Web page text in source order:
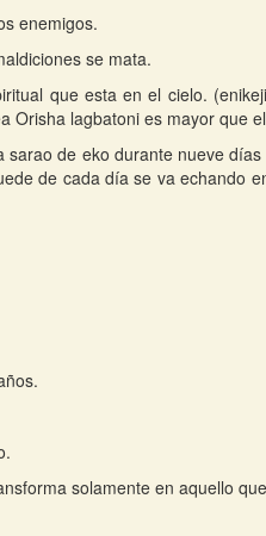
enemigos.
se mata.
que esta en el cielo.
Orisha lagbatoni es mayor que
de eko durante nueve
de cada día se va echando
solamente en aquello